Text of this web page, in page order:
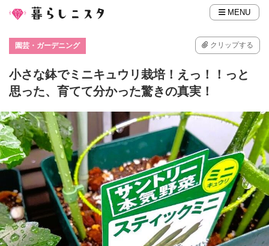
MENU
園芸・ガーデニング クリップする
小さな鉢でミニキュウリ栽培！えっ！！っと
思った、育てて分かった驚きの真実！